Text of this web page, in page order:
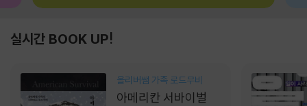
실시간 BOOK UP!
올리버쌤 가족 로드무비
아메리칸 서바이벌